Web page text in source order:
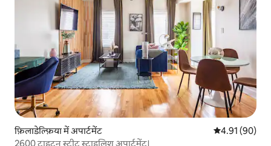
फ़िलाडेल्फ़िया में अपार्टमेंट औसत रेटिंग 5 में
4.91 (90)
2600 टाइटन स्ट्रीट स्टाइलिश अपार्टमेंट।